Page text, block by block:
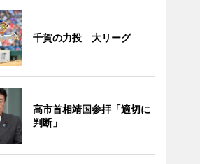
千賀の力投 大リーグ
高市首相靖国参拝「適切に
判断」